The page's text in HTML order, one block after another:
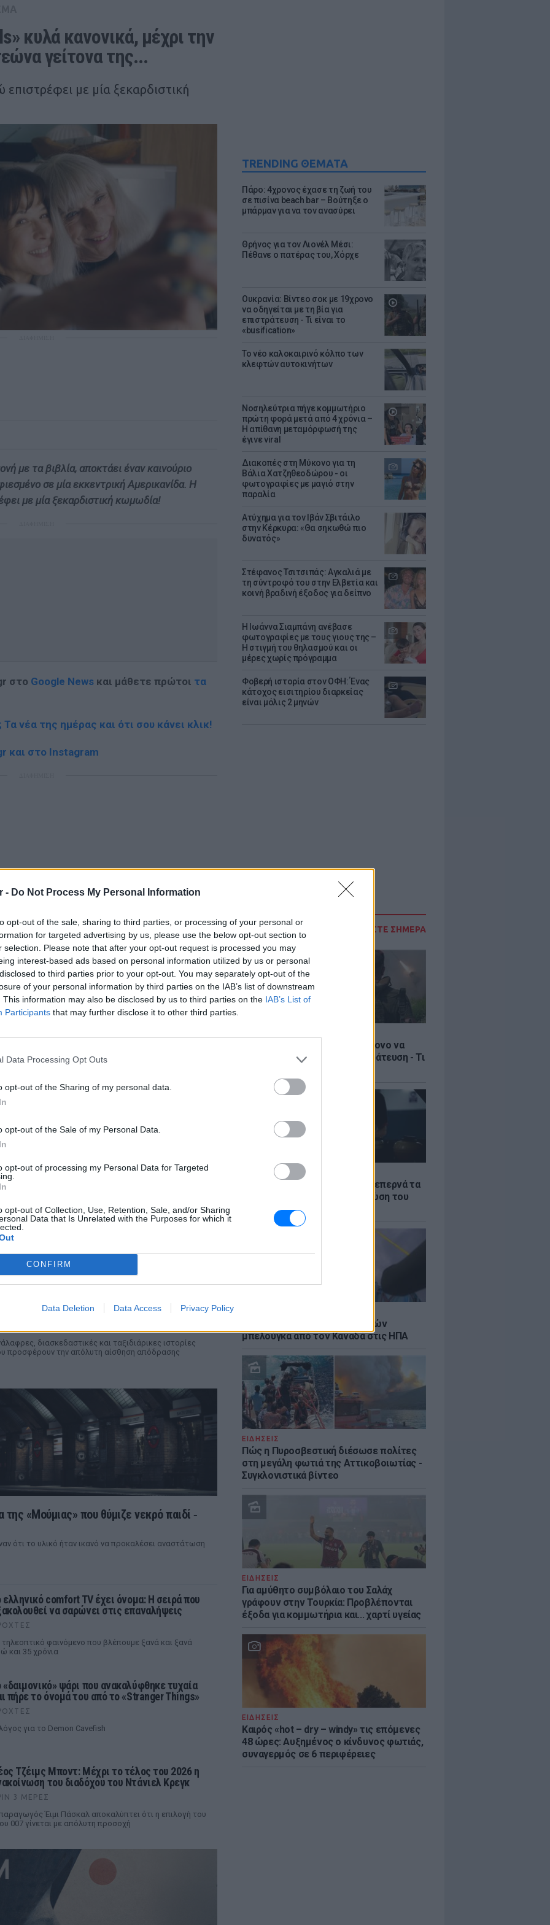
- Do Not Process My Personal Information
opt-out of the sale, sharing to third parties, or processing of your personal or
for targeted advertising by us, please use the below opt-out section to
selection. Please note that after your opt-out request is processed you may
interest-based ads based on personal information utilized by us or personal
to third parties prior to your opt-out. You may separately opt-out of the
of your personal information by third parties on the IAB’s list of downstream
This information may also be disclosed by us to third parties on the IAB’s List of
Participants that may further disclose it to other third parties.
Data Processing Opt Outs
opt-out of the Sharing of my personal data.
opt-out of the Sale of my Personal Data.
opt-out of processing my Personal Data for Targeted
opt-out of Collection, Use, Retention, Sale, and/or Sharing
Data that Is Unrelated with the Purposes for which it
CONFIRM
Data Deletion Data Access Privacy Policy
TRENDING ΘΕΜΑΤΑ
Πάρο: 4χρονος έχασε τη ζωή του
σε πισίνα beach bar – Βούτηξε ο
μπάρμαν για να τον ανασύρει
Θρήνος για τον Λιονέλ Μέσι:
Πέθανε ο πατέρας του, Χόρχε
Ουκρανία: Βίντεο σοκ με 19χρονο
να οδηγείται με τη βία για
επιστράτευση - Τι είναι το
«busification»
Το νέο καλοκαιρινό κόλπο των
κλεφτών αυτοκινήτων
Νοσηλεύτρια πήγε κομμωτήριο
πρώτη φορά μετά από 4 χρόνια –
Η απίθανη μεταμόρφωσή της
έγινε viral
Διακοπές στη Μύκονο για τη
Βάλια Χατζηθεοδώρου - οι
φωτογραφίες με μαγιό στην
παραλία
Ατύχημα για τον Ιβάν Σβιτάιλο
στην Κέρκυρα: «Θα σηκωθώ πιο
δυνατός»
Στέφανος Τσιτσιπάς: Αγκαλιά με
τη σύντροφό του στην Ελβετία και
κοινή βραδινή έξοδος για δείπνο
H Ιωάννα Σιαμπάνη ανέβασε
φωτογραφίες με τους γιους της –
Η στιγμή του θηλασμού και οι
μέρες χωρίς πρόγραμμα
Φοβερή ιστορία στον ΟΦΗ: Ένας
κάτοχος εισιτηρίου διαρκείας
είναι μόλις 2 μηνών
ΔΙΑΒΑΣΤΕ ΣΗΜΕΡΑ
Ουκρανία: Βίντεο σοκ με 19χρονο να
οδηγείται με τη βία για επιστράτευση - Τι
ΕΙΔΗΣΕΙΣ
Καύσιμα «φωτιά»: Η βενζίνη ξεπερνά τα
2 ευρώ το λίτρο παρά την πτώση του
αργού πετρελαίου διεθνώς
Ιστορική μεταφορά 30 φαλαινών
μπελούγκα από τον Καναδά στις ΗΠΑ
ΕΙΔΗΣΕΙΣ
Πώς η Πυροσβεστική διέσωσε πολίτες
στη μεγάλη φωτιά της Αττικοβοιωτίας -
Συγκλονιστικά βίντεο
ΕΙΔΗΣΕΙΣ
Για αμύθητο συμβόλαιο του Σαλάχ
γράφουν στην Τουρκία: Προβλέπονται
έξοδα για κομμωτήρια και... χαρτί υγείας
ΕΙΔΗΣΕΙΣ
Καιρός «hot – dry – windy» τις επόμενες
48 ώρες: Αυξημένος ο κίνδυνος φωτιάς,
συναγερμός σε 6 περιφέρειες
κυλά κανονικά, μέχρι την
γείτονα της...
με μία ξεκαρδιστική
με τα βιβλία, αποκτάει έναν καινούριο
σε μία εκκεντρική Αμερικανίδα. Η
με μία ξεκαρδιστική κωμωδία!
στο Google News και μάθετε πρώτοι τα
νέα της ημέρας και ότι σου κάνει κλικ!
και στο Instagram
wonders που έγιναν ξανά διάσημοι από…
δεν προβλέπεται, αλλά όταν χαμογελάσει,
ότι ορισμένα τραγούδια έχουν πολύ
που σατίρισε τον νεοπλουτισμό και
επίκαιρη
επεισόδια γέλιου: Η σειρά του Χάρη Ρώμα που αξίζει
δούμε ξανά στις επαναλήψεις
ταινίες του Netflix για να δεις στις διακοπές
διασκεδαστικές και ταξιδιάρικες ιστορίες
προσφέρουν την απόλυτη αίσθηση απόδρασης
«Μούμιας» που θύμιζε νεκρό παιδί ‑
ότι το υλικό ήταν ικανό να προκαλέσει αναστάτωση
ελληνικό comfort TV έχει όνομα: Η σειρά που
να σαρώνει στις επαναλήψεις
τηλεοπτικό φαινόμενο που βλέπουμε ξανά και ξανά
και 35 χρόνια
«δαιμονικό» ψάρι που ανακαλύφθηκε τυχαία
πήρε το όνομά του από το «Stranger Things»
για το Demon Cavefish
Τζέιμς Μποντ: Μέχρι το τέλος του 2026 η
του διαδόχου του Ντάνιελ Κρεγκ
3 ΜΈΡΕΣ
Έιμι Πάσκαλ αποκαλύπτει ότι η επιλογή του
007 γίνεται με απόλυτη προσοχή